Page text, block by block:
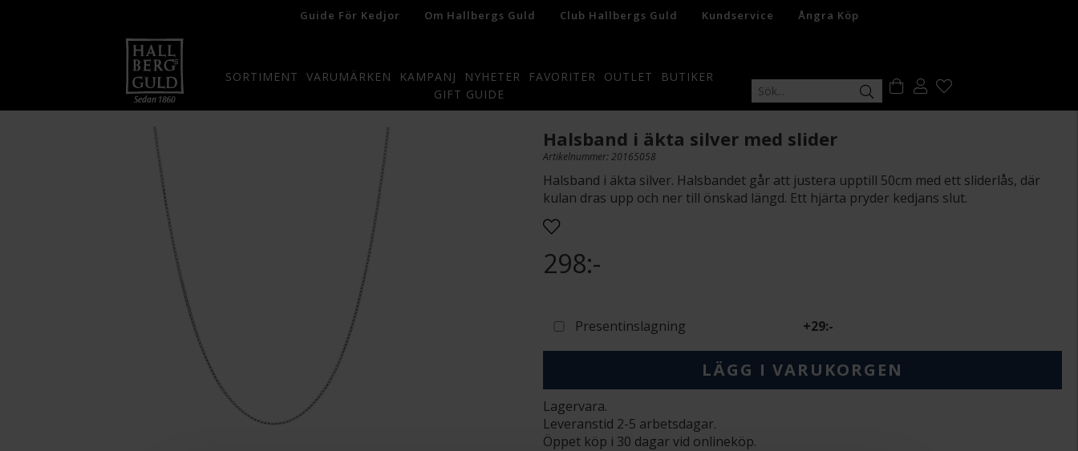
Guide För Kedjor Om Hallbergs Guld Club Hallbergs Guld Kundservice Ångra Köp
SORTIMENT VARUMÄRKEN KAMPANJ NYHETER FAVORITER OUTLET
BUTIKER
GIFT GUIDE
Halsband i äkta silver med slider
Artikelnummer: 20165058
Halsband i äkta silver. Halsbandet går att justera upptill 50cm med ett sliderlås, där
kulan dras upp och ner till önskad längd. Ett hjärta pryder kedjans slut.
298:-
Presentinslagning +29:-
LÄGG I VARUKORGEN
Lagervara.
Leveranstid 2-5 arbetsdagar.
Öppet köp i 30 dagar vid onlineköp.